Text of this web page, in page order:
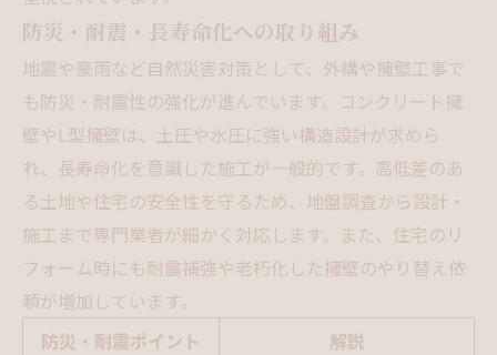
防災・耐震・長寿命化への取り組み
地震や豪雨など自然災害対策として、外構や擁壁工事で
も防災・耐震性の強化が進んでいます。コンクリート擁
壁やL型擁壁は、土圧や水圧に強い構造設計が求めら
れ、長寿命化を意識した施工が一般的です。高低差のあ
る土地や住宅の安全性を守るため、地盤調査から設計・
施工まで専門業者が細かく対応します。また、住宅のリ
フォーム時にも耐震補強や老朽化した擁壁のやり替え依
頼が増加しています。
防災・耐震ポイント
解説